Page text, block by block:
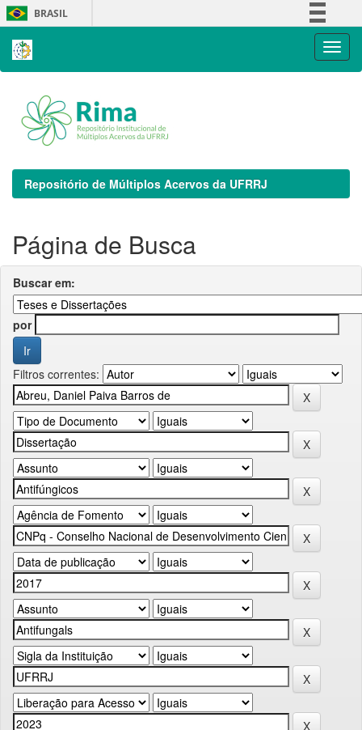
Skip
navigation
BRASIL
Repositório de Múltiplos Acervos da UFRRJ
Página de Busca
Buscar em:
por
Filtros correntes: